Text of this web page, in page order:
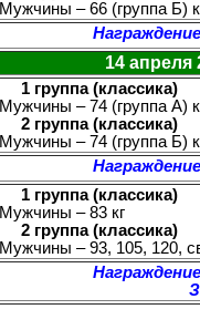
Мужчины – 66 (группа Б)
14 апреля
1 группа (классика)
Мужчины – 74 (группа А)
2 группа (классика)
Мужчины – 74 (группа Б)
1 группа (классика)
Мужчины – 83 кг
2 группа (классика)
Мужчины – 93, 105, 120,